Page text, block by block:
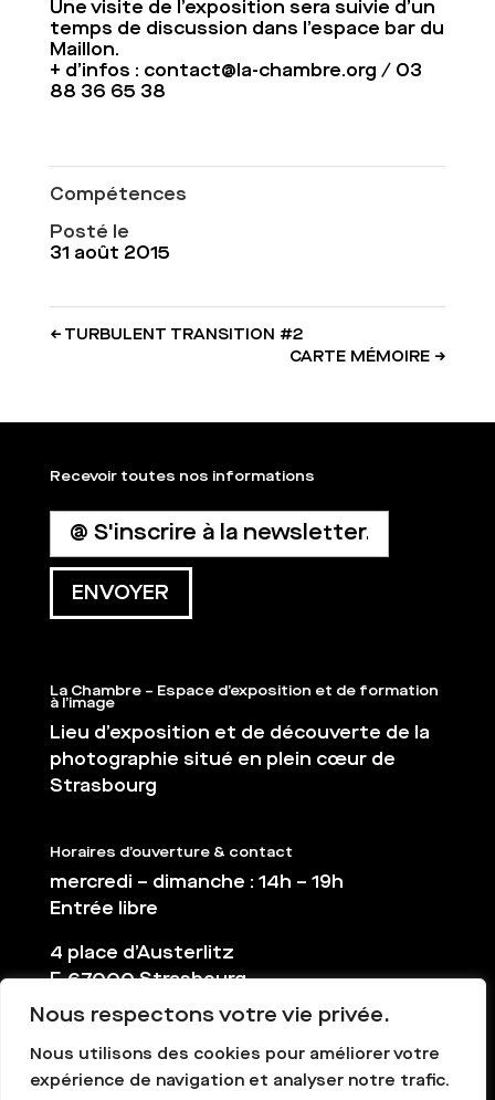
Nous respectons votre vie privée.
Nous utilisons des cookies pour améliorer votre
expérience de navigation et analyser notre trafic.
Une visite de l’exposition sera suivie d’un
temps de discussion dans l’espace bar du
Maillon.
+ d’infos : contact@la-chambre.org / 03
88 36 65 38
Compétences
Posté le
31 août 2015
←TURBULENT TRANSITION #2
CARTE MÉMOIRE →
Recevoir toutes nos informations
La Chambre – Espace d’exposition et de formation
à l’image
Lieu d’exposition et de découverte de la
photographie situé en plein cœur de
Strasbourg
Horaires d’ouverture & contact
mercredi – dimanche : 14h – 19h
Entrée libre
4 place d’Austerlitz
F-67000 Strasbourg
03 88 36 65 38
contact@la-chambre.org